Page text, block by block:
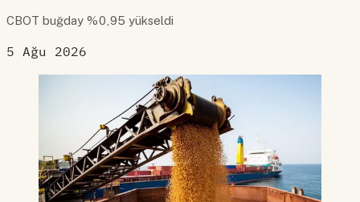
CBOT buğday %0,95 yükseldi
5 Ağu 2026